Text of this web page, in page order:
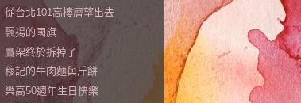
從台北101高樓層望出去
飄揚的國旗
鷹架終於拆掉了
穆記的牛肉麵與斤餅
樂高50週年生日快樂